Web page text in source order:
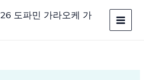
도파민 가라오케 가